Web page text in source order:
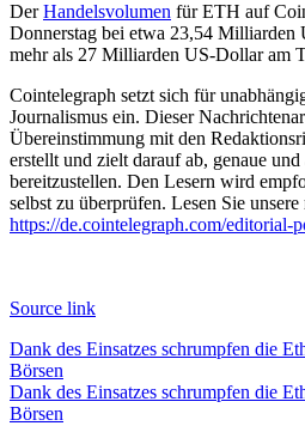
DerHandelsvolumen für ETH auf
Donnerstag bei etwa 23,54
mehr als 27 Milliarden US-Dollar am
Cointelegraph setzt sich für
Journalismus ein. Dieser
Übereinstimmung mit den
erstellt und zielt darauf ab, genaue
bereitzustellen. Den Lesern wird
selbst zu überprüfen. Lesen Sie
https://de.cointelegraph.com/editorial-
Source link
Beitragsnavigation
Dank des Einsatzes schrumpfen die
Börsen
Dank des Einsatzes schrumpfen die
Börsen